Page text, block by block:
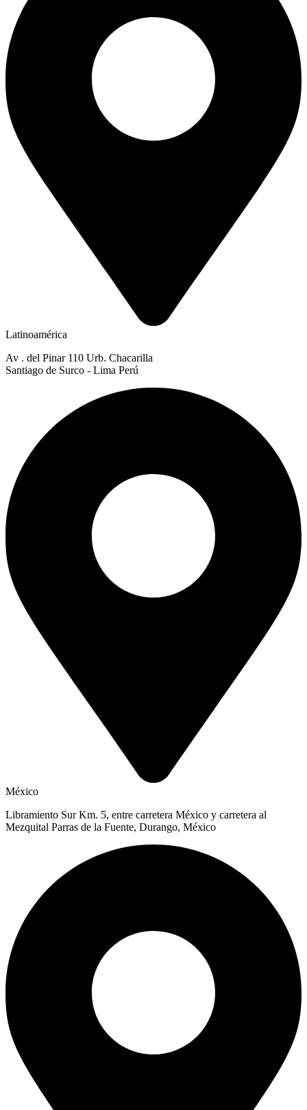
Latinoamérica
Av . del Pinar 110 Urb. Chacarilla
Santiago de Surco - Lima Perú
México
Libramiento Sur Km. 5, entre carretera México y carretera al
Mezquital Parras de la Fuente, Durango, México